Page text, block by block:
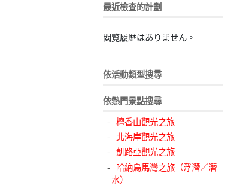
最近檢查的計劃
閲覧履歴はありません。
依活動類型搜尋
依熱門景點搜尋
檀香山觀光之旅
北海岸觀光之旅
凱路亞觀光之旅
哈納烏馬灣之旅（浮潛／潛
水）